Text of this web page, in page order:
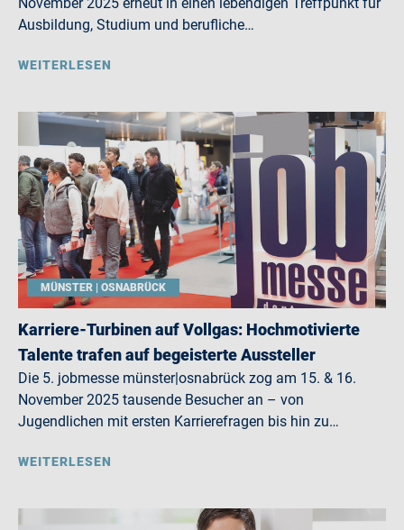
Ausbildung, Studium und berufliche…
WEITERLESEN
MÜNSTER | OSNABRÜCK
Karriere-Turbinen auf Vollgas: Hochmotivierte
Talente trafen auf begeisterte Aussteller
Die 5. jobmesse münster|osnabrück zog am 15. & 16.
November 2025 tausende Besucher an – von
Jugendlichen mit ersten Karrierefragen bis hin zu…
WEITERLESEN